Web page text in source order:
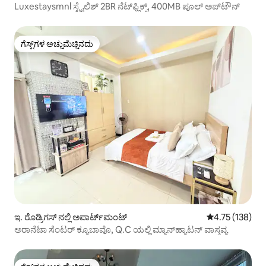
Luxestaysmnl ಸ್ಟೈಲಿಶ್ 2BR ನೆಟ್‌ಫ್ಲಿಕ್ಸ್, 400MB ಪೂಲ್ ಅಪ್‌ಟೌನ್
ಗೆಸ್ಟ್‌ಗಳ ಅಚ್ಚುಮೆಚ್ಚಿನದು
ಗೆಸ್ಟ್‌ಗಳ ಅಚ್ಚುಮೆಚ್ಚಿನದು
ಇ. ರೊಡ್ರಿಗಸ್ ನಲ್ಲಿ ಅಪಾರ್ಟ್‌ಮಂಟ್ 5 ರಲ್ಲಿ 4.75
4.75 (138)
ಅರಾನೆಟಾ ಸೆಂಟರ್ ಕ್ಯೂಬಾವೊ, Q.C ಯಲ್ಲಿ ಮ್ಯಾನ್‌ಹ್ಯಾಟನ್ ವಾಸ್ತವ್ಯ